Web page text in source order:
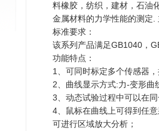
料橡胶，纺织，建材，石油
金属材料的力学性能的测定.
标准要求：
该系列产品满足GB1040，
功能特点：
1、可同时标定多个传感器
2、曲线显示方式:力-变形曲
3、动态试验过程中可以在
4、鼠标在曲线上可得到任
可进行区域放大分析；